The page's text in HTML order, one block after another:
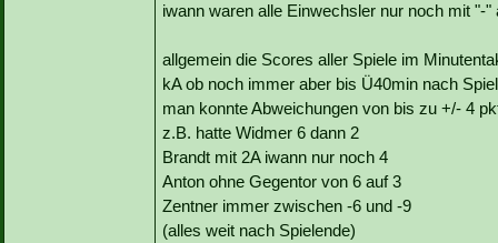
iwann waren alle Einwechsler nur noch mit "-"
allgemein die Scores aller Spiele im
kA ob noch immer aber bis Ü40min nach
man konnte Abweichungen von bis zu +/- 4
z.B. hatte Widmer 6 dann 2
Brandt mit 2A iwann nur noch 4
Anton ohne Gegentor von 6 auf 3
Zentner immer zwischen -6 und -9
(alles weit nach Spielende)